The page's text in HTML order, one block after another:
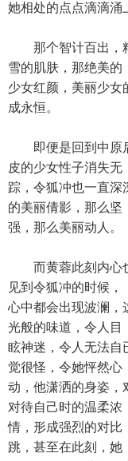
她相处的点点滴滴涌
那个智计百出，精
雪的肌肤，那绝美的
少女红颜，美丽少女
成永恒。
即便是回到中原后
皮的少女性子消失无
踪，令狐冲也一直深
的美丽倩影，那么坚
强，那么美丽动人。
而黄蓉此刻内心也
见到令狐冲的时候，
心中都会出现波澜，
光般的味道，令人目
眩神迷，令人无法自
觉很怪，令她怦然心
动，他潇洒的身姿，
对待自己时的温柔浓
情，形成强烈的对比
跳，甚至在此刻，她